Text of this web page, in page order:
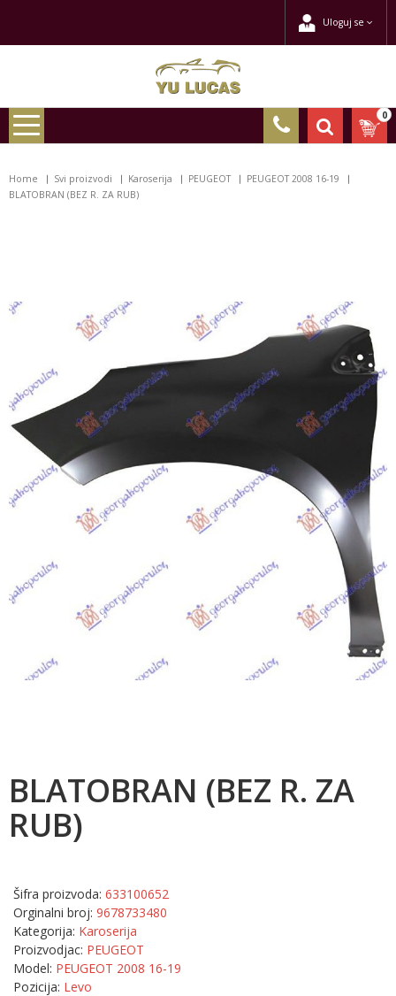
Uloguj se
0
Home Svi proizvodi Karoserija PEUGEOT
PEUGEOT 2008 16-19
BLATOBRAN (BEZ R. ZA RUB)
BLATOBRAN (BEZ R. ZA
RUB)
Šifra proizvoda: 633100652
Orginalni broj: 9678733480
Kategorija: Karoserija
Proizvodjac: PEUGEOT
Model: PEUGEOT 2008 16-19
Pozicija: Levo